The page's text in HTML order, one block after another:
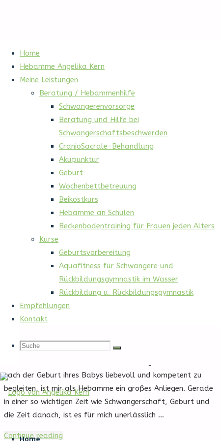
Home
Hebamme Angelika Kern
Meine Leistungen
Beratung / Hebammenhilfe
Schwangerenvorsorge
Beratung und Hilfe bei
Schwangerschaftsbeschwerden
CranioSacrale-Behandlung
Akupunktur
Geburt
Wochenbettbetreuung
Beikostkurs
Hebamme an Schulen
Beckenbodentraining für Frauen jeden Alters
Kurse
Geburtsvorbereitung
Aquafitness für Schwangere und
Rückbildungsgymnastik im Wasser
Rückbildung u. Rückbildungsgymnastik
Empfehlungen
Kontakt
Suche
Suche
nach:
Suche
Bauchgefühl
Fritzlar
InhaltHome
Schlagwort:Startseite
Startseite
Herzlich willkommen auf meiner Internetseite. Werdende
nach der Geburt ihres Babys liebevoll und kompetent zu
begleiten, ist mir als Hebamme ein großes Anliegen. Gerade
in einer so wichtigen Zeit wie Schwangerschaft, Geburt und
die Zeit danach, ist es für mich unerlässlich …
Continue reading